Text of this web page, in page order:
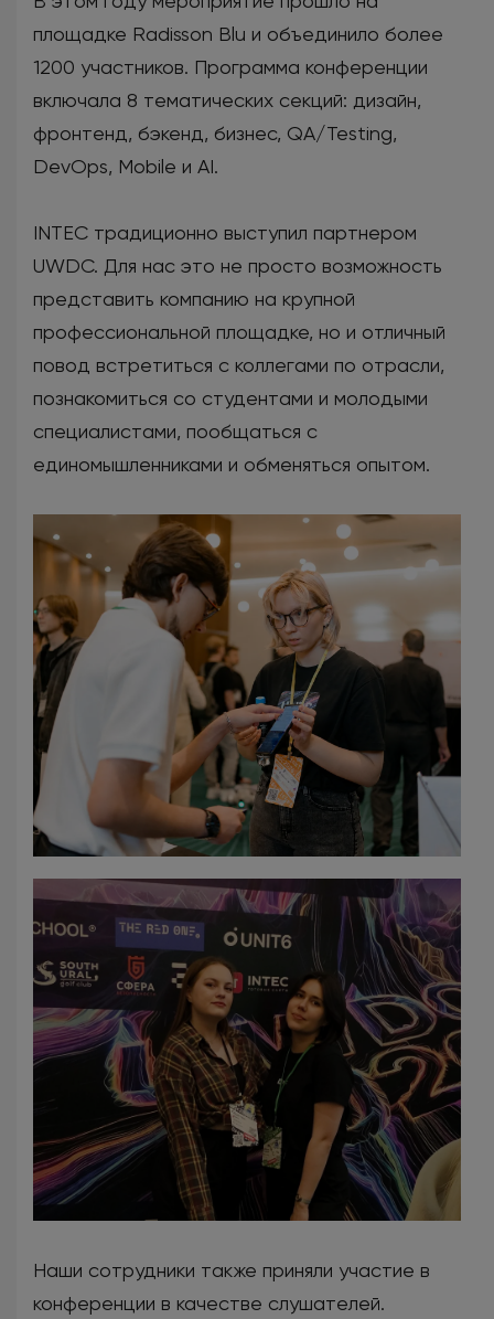
площадке Radisson Blu и объединило более
1200 участников. Программа конференции
включала 8 тематических секций: дизайн,
фронтенд, бэкенд, бизнес, QA/Testing,
DevOps, Mobile и AI.
INTEC традиционно выступил партнером
UWDC. Для нас это не просто возможность
представить компанию на крупной
профессиональной площадке, но и отличный
повод встретиться с коллегами по отрасли,
познакомиться со студентами и молодыми
специалистами, пообщаться с
единомышленниками и обменяться опытом.
Наши сотрудники также приняли участие в
конференции в качестве слушателей.